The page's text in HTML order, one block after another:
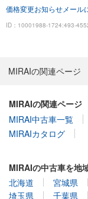
価格変更お知らせメール
ID：10001988-1724:493-
MIRAIの関連ページ
MIRAIの関連ページ
MIRAI中古車一覧
MIRAIカタログ
MIRAIの中古車を地
北海道
宮城県
埼玉県
千葉県